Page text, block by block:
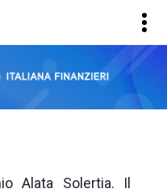
Alata Solertia. Il